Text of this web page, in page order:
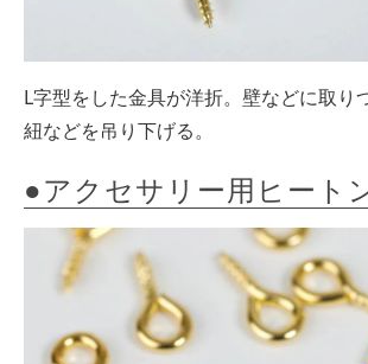
L字型をした金具が洋折。壁などに取り
紐などを吊り下げる。
●アクセサリー用ヒート